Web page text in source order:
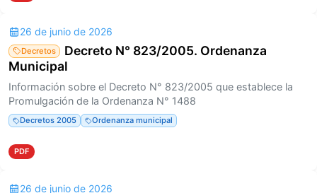
26 de junio de 2026
Decretos
Decreto N° 823/2005. Ordenanza
Municipal
Información sobre el Decreto N° 823/2005 que establece la
Promulgación de la Ordenanza N° 1488
Decretos 2005 Ordenanza municipal
PDF
26 de junio de 2026